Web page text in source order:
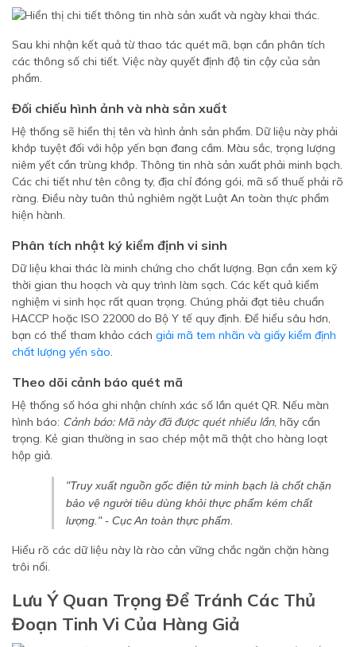
Sau khi nhận kết quả từ thao tác quét mã, bạn cần phân tích
các thông số chi tiết. Việc này quyết định độ tin cậy của sản
phẩm.
Đối chiếu hình ảnh và nhà sản xuất
Hệ thống sẽ hiển thị tên và hình ảnh sản phẩm. Dữ liệu này phải
khớp tuyệt đối với hộp yến bạn đang cầm. Màu sắc, trọng lượng
niêm yết cần trùng khớp. Thông tin nhà sản xuất phải minh bạch.
Các chi tiết như tên công ty, địa chỉ đóng gói, mã số thuế phải rõ
ràng. Điều này tuân thủ nghiêm ngặt Luật An toàn thực phẩm
hiện hành.
Phân tích nhật ký kiểm định vi sinh
Dữ liệu khai thác là minh chứng cho chất lượng. Bạn cần xem kỹ
thời gian thu hoạch và quy trình làm sạch. Các kết quả kiểm
nghiệm vi sinh học rất quan trọng. Chúng phải đạt tiêu chuẩn
HACCP hoặc ISO 22000 do Bộ Y tế quy định. Để hiểu sâu hơn,
bạn có thể tham khảo cách giải mã tem nhãn và giấy kiểm định
chất lượng yến sào.
Theo dõi cảnh báo quét mã
Hệ thống số hóa ghi nhận chính xác số lần quét QR. Nếu màn
hình báo: Cảnh báo: Mã này đã được quét nhiều lần, hãy cẩn
trọng. Kẻ gian thường in sao chép một mã thật cho hàng loạt
hộp giả.
"Truy xuất nguồn gốc điện tử minh bạch là chốt chặn
bảo vệ người tiêu dùng khỏi thực phẩm kém chất
lượng." - Cục An toàn thực phẩm.
Hiểu rõ các dữ liệu này là rào cản vững chắc ngăn chặn hàng
trôi nổi.
Lưu Ý Quan Trọng Để Tránh Các Thủ
Đoạn Tinh Vi Của Hàng Giả